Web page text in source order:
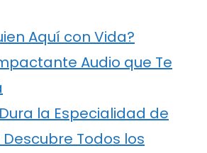
Aquí con Vida?
Audio que Te
la Especialidad de
Todos los